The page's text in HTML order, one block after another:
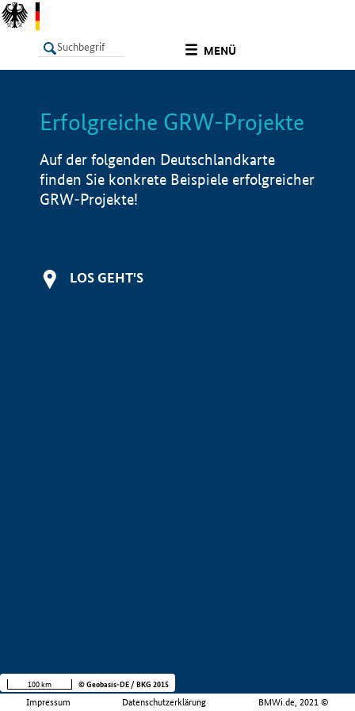
MENÜ
LISTE Info
Erfolgreiche GRW-Projekte
Auf der folgenden Deutschlandkarte
finden Sie konkrete Beispiele erfolgreicher
GRW-Projekte!
LOS GEHT'S
Impressum Datenschutzerklärung BMWi.de, 2021 ©
100 km © Geobasis-DE / BKG 2015